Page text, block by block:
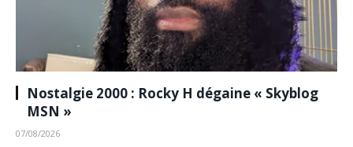
Nostalgie 2000 : Rocky H dégaine « Skyblog
MSN »
07/08/2026